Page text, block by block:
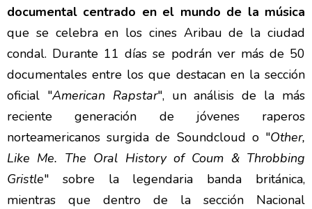
documental centrado en el mundo de la música
que se celebra en los cines Aribau de la ciudad
condal. Durante 11 días se podrán ver más de 50
documentales entre los que destacan en la sección
oficial "American Rapstar", un análisis de la más
reciente generación de jóvenes raperos
norteamericanos surgida de Soundcloud o "Other,
Like Me. The Oral History of Coum & Throbbing
Gristle" sobre la legendaria banda británica,
mientras que dentro de la sección Nacional